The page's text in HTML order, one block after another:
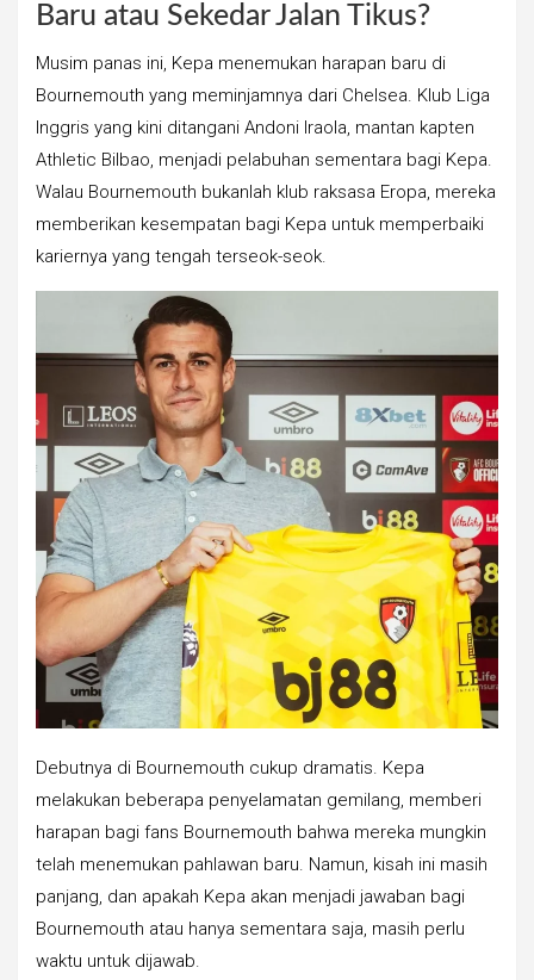
Baru atau Sekedar Jalan Tikus?
Musim panas ini, Kepa menemukan harapan baru di
Bournemouth yang meminjamnya dari Chelsea. Klub Liga
Inggris yang kini ditangani Andoni Iraola, mantan kapten
Athletic Bilbao, menjadi pelabuhan sementara bagi Kepa.
Walau Bournemouth bukanlah klub raksasa Eropa, mereka
memberikan kesempatan bagi Kepa untuk memperbaiki
kariernya yang tengah terseok-seok.
Debutnya di Bournemouth cukup dramatis. Kepa
melakukan beberapa penyelamatan gemilang, memberi
harapan bagi fans Bournemouth bahwa mereka mungkin
telah menemukan pahlawan baru. Namun, kisah ini masih
panjang, dan apakah Kepa akan menjadi jawaban bagi
Bournemouth atau hanya sementara saja, masih perlu
waktu untuk dijawab.